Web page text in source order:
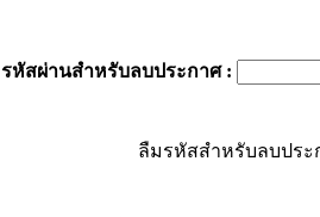
รหัสผ่านสำหรับลบประกาศ:
ลืมรหัสสำหรับลบประ